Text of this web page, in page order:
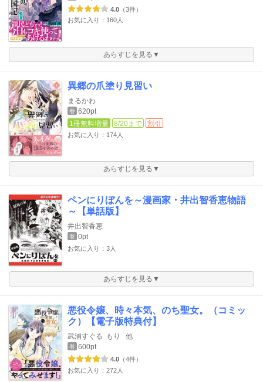
4.0 （3件）
お気に入り：160人
あらすじを見る▼
異郷の爪塗り見習い
まるかわ
巻 620pt
1冊無料増量
8/20まで 割引
お気に入り：174人
あらすじを見る▼
ペンにりぼんを～漫画家・井出智香恵物語
～【単話版】
井出智香恵
巻 0pt
お気に入り：3人
あらすじを見る▼
悪役令嬢、時々本気、のち聖女。（コミッ
ク）【電子版特典付】
武浦すぐる もり 他
巻 600pt
4.0 （4件）
お気に入り：272人